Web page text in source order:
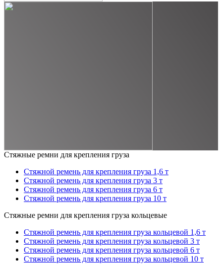
Стяжные ремни для крепления груза
Стяжной ремень для крепления груза 1,6 т
Стяжной ремень для крепления груза 3 т
Стяжной ремень для крепления груза 6 т
Стяжной ремень для крепления груза 10 т
Стяжные ремни для крепления груза кольцевые
Стяжной ремень для крепления груза кольцевой 1,6 т
Стяжной ремень для крепления груза кольцевой 3 т
Стяжной ремень для крепления груза кольцевой 6 т
Стяжной ремень для крепления груза кольцевой 10 т